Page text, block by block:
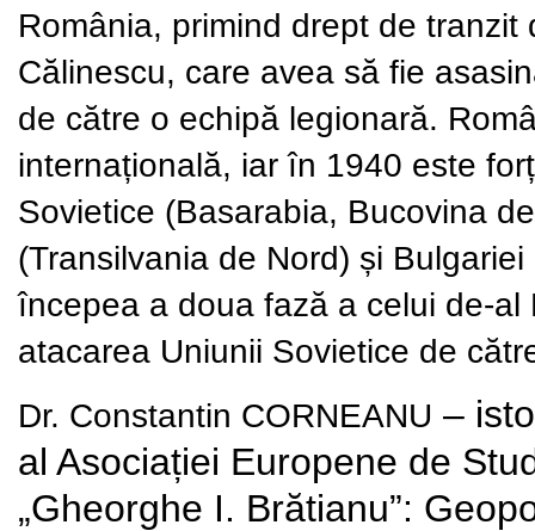
România, primind drept de
Călinescu, care avea să fie
de către o echipă legionară.
internațională, iar în 1940 este
Sovietice (Basarabia, Bucovina
(Transilvania de Nord) și
începea a doua fază a celui de-
atacarea Uniunii Sovietice de
Dr. Constantin CORNEANU –
al Asociației Europene de
„Gheorghe I. Brătianu”: